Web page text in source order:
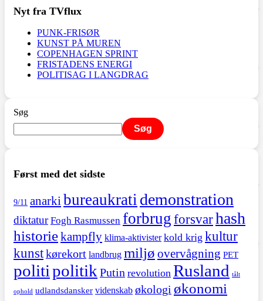
Nyt fra TVflux
PUNK-FRISØR
KUNST PÅ MUREN
COPENHAGEN SPRINT
FRISTADENS ENERGI
POLITISAG I LANGDRAG
Søg
Søg
Først med det sidste
9/11 anarki bureaukrati demonstration
diktatur Fogh Rasmussen forbrugforsvarhash
historiekampfly klima-aktivister kold krig kultur
kunstkørekort landbrug miljø overvågning PET
politipolitik Putin revolution Rusland tålt
ophold udlandsdansker videnskab økologi økonomi